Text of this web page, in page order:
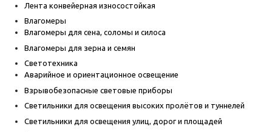
Лента конвейерная износостойкая
Влагомеры
Влагомеры для сена, соломы и силоса
Влагомеры для зерна и семян
Светотехника
Аварийное и ориентационное освещение
Взрывобезопасные световые приборы
Светильники для освещения высоких пролётов и туннелей
Светильники для освещения улиц, дорог и площадей